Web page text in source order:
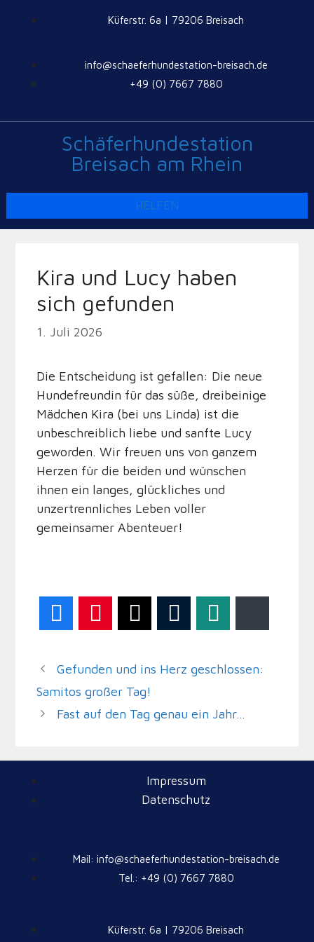
Küferstr. 6a | 79206 Breisach
info@schaeferhundestation-breisach.de
+49 (0) 7667 7880
Schäferhundestation
Breisach am Rhein
HELFEN
Kira und Lucy haben
sich gefunden
1. Juli 2026
Die Entscheidung ist gefallen: Die neue
Hundefreundin für das süße, dreibeinige
Mädchen Kira (bei uns Linda) ist die
unbeschreiblich liebe und sanfte Lucy
geworden. Wir freuen uns von ganzem
Herzen für die beiden und wünschen
ihnen ein langes, glückliches und
unzertrennliches Leben voller
gemeinsamer Abenteuer!
Gefunden und ins Herz geschlossen:
Samitos großer Tag!
Fast auf den Tag genau ein Jahr…
Küferstr. 6a | 79206 Breisach
Impressum
Datenschutz
Mail: info@schaeferhundestation-breisach.de
Tel.: +49 (0) 7667 7880